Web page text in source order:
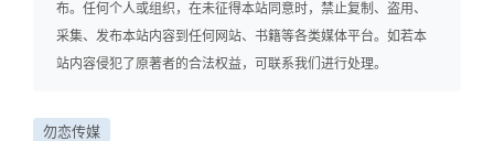
布。任何个人或组织，在未征得本站同意时，禁止复制、盗用、
采集、发布本站内容到任何网站、书籍等各类媒体平台。如若本
站内容侵犯了原著者的合法权益，可联系我们进行处理。
勿恋传媒